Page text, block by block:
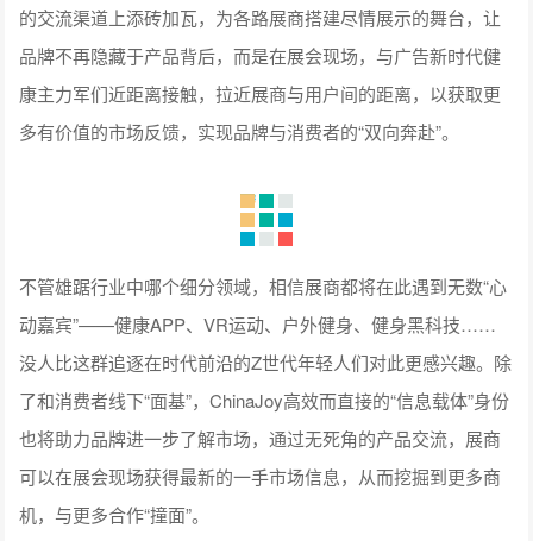
的交流渠道上添砖加瓦，为各路展商搭建尽情展示的舞台，让
品牌不再隐藏于产品背后，而是在展会现场，与广告新时代健
康主力军们近距离接触，拉近展商与用户间的距离，以获取更
多有价值的市场反馈，实现品牌与消费者的“双向奔赴”。
不管雄踞行业中哪个细分领域，相信展商都将在此遇到无数“心
动嘉宾”——健康APP、VR运动、户外健身、健身黑科技……
没人比这群追逐在时代前沿的Z世代年轻人们对此更感兴趣。除
了和消费者线下“面基”，ChinaJoy高效而直接的“信息载体”身份
也将助力品牌进一步了解市场，通过无死角的产品交流，展商
可以在展会现场获得最新的一手市场信息，从而挖掘到更多商
机，与更多合作“撞面”。